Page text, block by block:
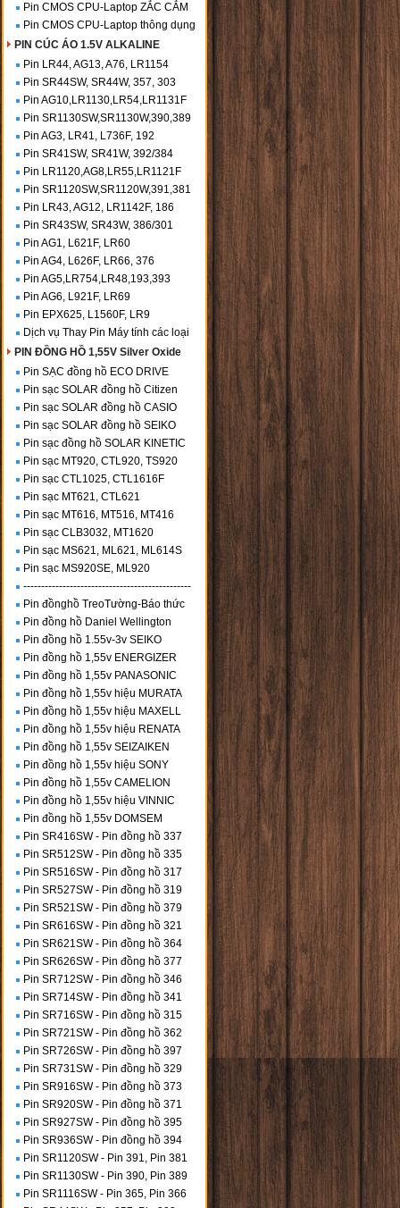
Pin CMOS CPU-Laptop ZẮC CẮM
Pin CMOS CPU-Laptop thông dụng
PIN CÚC ÁO 1.5V ALKALINE
Pin LR44, AG13, A76, LR1154
Pin SR44SW, SR44W, 357, 303
Pin AG10,LR1130,LR54,LR1131F
Pin SR1130SW,SR1130W,390,389
Pin AG3, LR41, L736F, 192
Pin SR41SW, SR41W, 392/384
Pin LR1120,AG8,LR55,LR1121F
Pin SR1120SW,SR1120W,391,381
Pin LR43, AG12, LR1142F, 186
Pin SR43SW, SR43W, 386/301
Pin AG1, L621F, LR60
Pin AG4, L626F, LR66, 376
Pin AG5,LR754,LR48,193,393
Pin AG6, L921F, LR69
Pin EPX625, L1560F, LR9
Dịch vụ Thay Pin Máy tính các loại
PIN ĐỒNG HỒ 1,55V Silver Oxide
Pin SẠC đồng hồ ECO DRIVE
Pin sạc SOLAR đồng hồ Citizen
Pin sạc SOLAR đồng hồ CASIO
Pin sạc SOLAR đồng hồ SEIKO
Pin sạc đồng hồ SOLAR KINETIC
Pin sạc MT920, CTL920, TS920
Pin sạc CTL1025, CTL1616F
Pin sạc MT621, CTL621
Pin sạc MT616, MT516, MT416
Pin sạc CLB3032, MT1620
Pin sạc MS621, ML621, ML614S
Pin sạc MS920SE, ML920
-----------------------------------------------
Pin đồnghồ TreoTường-Báo thức
Pin đồng hồ Daniel Wellington
Pin đồng hồ 1.55v-3v SEIKO
Pin đồng hồ 1,55v ENERGIZER
Pin đồng hồ 1,55v PANASONIC
Pin đồng hồ 1,55v hiệu MURATA
Pin đồng hồ 1,55v hiệu MAXELL
Pin đồng hồ 1,55v hiệu RENATA
Pin đồng hồ 1,55v SEIZAIKEN
Pin đồng hồ 1,55v hiệu SONY
Pin đồng hồ 1,55v CAMELION
Pin đồng hồ 1,55v hiệu VINNIC
Pin đồng hồ 1,55v DOMSEM
Pin SR416SW - Pin đồng hồ 337
Pin SR512SW - Pin đồng hồ 335
Pin SR516SW - Pin đồng hồ 317
Pin SR527SW - Pin đồng hồ 319
Pin SR521SW - Pin đồng hồ 379
Pin SR616SW - Pin đồng hồ 321
Pin SR621SW - Pin đồng hồ 364
Pin SR626SW - Pin đồng hồ 377
Pin SR712SW - Pin đồng hồ 346
Pin SR714SW - Pin đồng hồ 341
Pin SR716SW - Pin đồng hồ 315
Pin SR721SW - Pin đồng hồ 362
Pin SR726SW - Pin đồng hồ 397
Pin SR731SW - Pin đồng hồ 329
Pin SR916SW - Pin đồng hồ 373
Pin SR920SW - Pin đồng hồ 371
Pin SR927SW - Pin đồng hồ 395
Pin SR936SW - Pin đồng hồ 394
Pin SR1120SW - Pin 391, Pin 381
Pin SR1130SW - Pin 390, Pin 389
Pin SR1116SW - Pin 365, Pin 366